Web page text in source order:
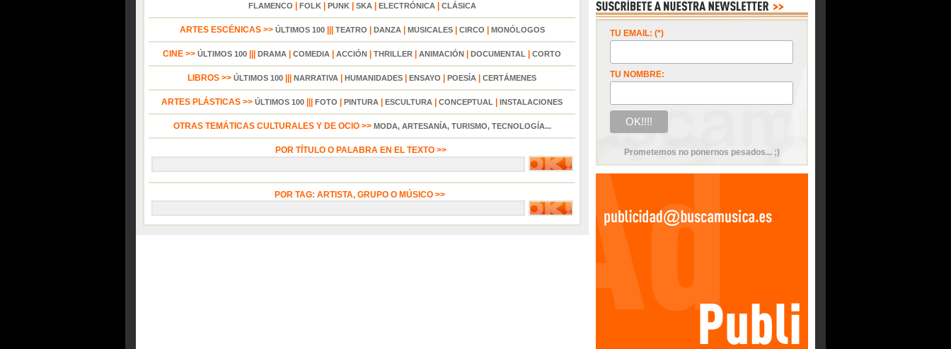
FLAMENCO FOLK| PUNK| SKA| ELECTRÓNICA| CLÁSICA
ARTES ESCÉNICAS >> ÚLTIMOS 100||| TEATRO DANZA| MUSICALES| CIRCO MONÓLOGOS
CINE >> ÚLTIMOS 100 DRAMA COMEDIA ACCIÓN THRILLER ANIMACIÓN DOCUMENTAL CORTO
LIBROS >> ÚLTIMOS 100 NARRATIVA HUMANIDADES ENSAYO POESÍA CERTÁMENES
ARTES PLÁSTICAS >> ÚLTIMOS 100 FOTO PINTURA ESCULTURA CONCEPTUAL INSTALACIONES
OTRAS TEMÁTICAS CULTURALES Y DE OCIO >> MODA, ARTESANÍA, TURISMO, TECNOLOGÍA...
POR TÍTULO O PALABRA EN EL TEXTO >>
POR TAG: ARTISTA, GRUPO O MÚSICO >>
TU EMAIL: (*)
TU NOMBRE:
Prometemos no ponernos pesados... ;)